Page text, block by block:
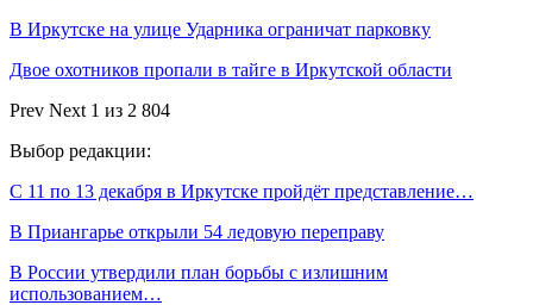
В Иркутске на улице Ударника ограничат парковку
Двое охотников пропали в тайге в Иркутской области
Prev Next 1 из 2 804
Выбор редакции:
С 11 по 13 декабря в Иркутске пройдёт представление…
В Приангарье открыли 54 ледовую переправу
В России утвердили план борьбы с излишним
использованием…